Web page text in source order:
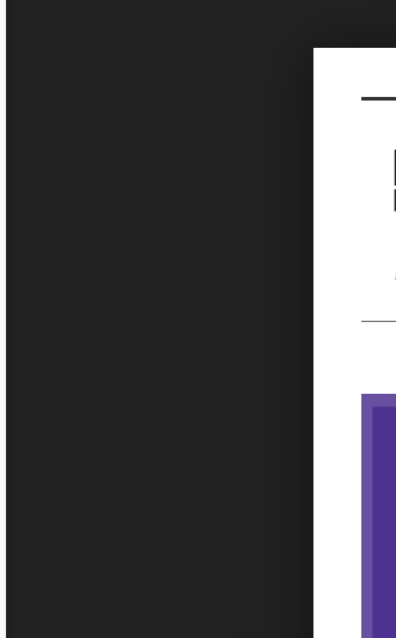
Sketchbook5, 스케치북5
Sketchbook5, 스케치북5